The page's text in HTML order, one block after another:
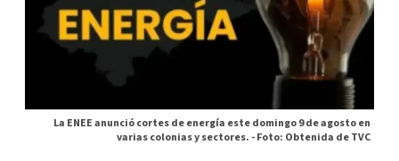
La ENEE anunció cortes de energía este domingo 9 de agosto en
varias colonias y sectores. -Foto: Obtenida de TVC